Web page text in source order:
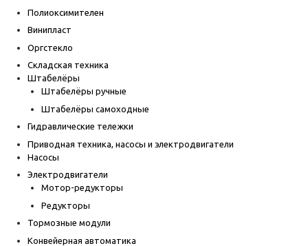
Полиоксимителен
Винипласт
Оргстекло
Складская техника
Штабелёры
Штабелёры ручные
Штабелёры самоходные
Гидравлические тележки
Приводная техника, насосы и электродвигатели
Насосы
Электродвигатели
Мотор-редукторы
Редукторы
Тормозные модули
Конвейерная автоматика